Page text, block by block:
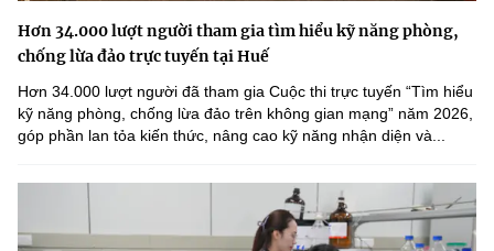
Hơn 34.000 lượt người tham gia tìm hiểu kỹ năng phòng,
chống lừa đảo trực tuyến tại Huế
Hơn 34.000 lượt người đã tham gia Cuộc thi trực tuyến “Tìm hiểu
kỹ năng phòng, chống lừa đảo trên không gian mạng” năm 2026,
góp phần lan tỏa kiến thức, nâng cao kỹ năng nhận diện và...